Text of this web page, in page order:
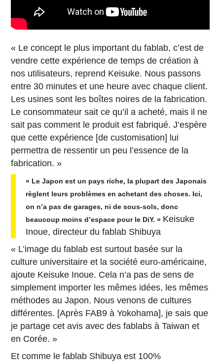
« Le concept le plus important du fablab, c’est de
vendre cette expérience de temps de création à
nos utilisateurs, reprend Keisuke. Nous passons
entre 30 minutes et une heure avec chaque client.
Les usines sont les boîtes noires de la fabrication.
Le consommateur sait ce qu’il a acheté, mais il ne
sait pas comment le produit est fabriqué. J’espère
que cette expérience [de customisation] lui
permettra de ressentir un peu l’essence de la
fabrication. »
« Le Japon est un pays riche, la plupart des Japonais
règlent leurs problèmes en achetant des choses. Ici,
on n’a pas de garages, ni de sous-sols, donc
beaucoup moins d’espace pour le DiY. » Keisuke
Inoue, directeur du fablab Shibuya
« L’image du fablab est surtout basée sur la
culture universitaire et la société euro-américaine,
ajoute Keisuke Inoue. Cela n’a pas de sens de
simplement importer les mêmes idées, les mêmes
méthodes au Japon. Nous venons de cultures
différentes. [Après FAB9 à Yokohama], je sais que
je partage cet avis avec des fablabs à Taiwan et
en Corée. »
Et comme le fablab Shibuya est 100%